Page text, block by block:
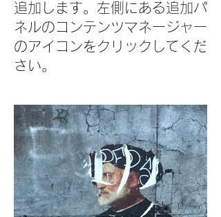
追加します。左側にある追加パ
ネルのコンテンツマネージャー
のアイコンをクリックしてくだ
さい。